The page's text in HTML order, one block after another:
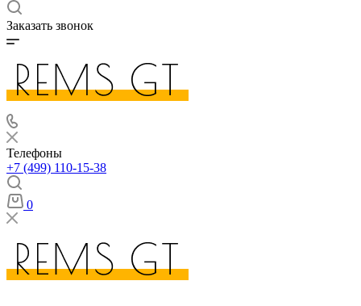
Заказать звонок
Телефоны
+7 (499) 110-15-38
0